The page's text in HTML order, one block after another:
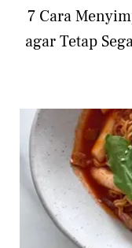
7 Cara
agar Tetap